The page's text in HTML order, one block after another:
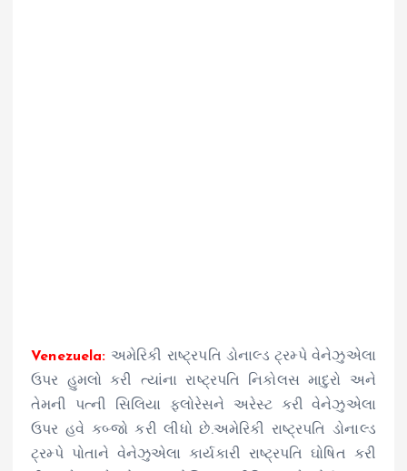
Venezuela: અમેરિકી રાષ્ટ્રપતિ ડોનાલ્ડ ટ્રમ્પે વેનેઝુએલા
ઉપર હુમલો કરી ત્યાંના રાષ્ટ્રપતિ નિકોલસ માદુરો અને
તેમની પત્ની સિલિયા ફ્લોરેસને અરેસ્ટ કરી વેનેઝુએલા
ઉપર હવે કબ્જો કરી લીધો છે.અમેરિકી રાષ્ટ્રપતિ ડોનાલ્ડ
ટ્રમ્પે પોતાને વેનેઝુએલા કાર્યકારી રાષ્ટ્રપતિ ઘોષિત કરી